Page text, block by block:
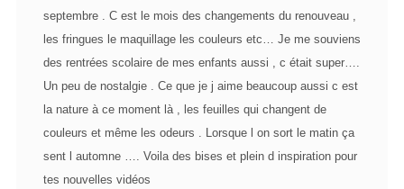
septembre . C est le mois des changements du renouveau ,
les fringues le maquillage les couleurs etc… Je me souviens
des rentrées scolaire de mes enfants aussi , c était super….
Un peu de nostalgie . Ce que je j aime beaucoup aussi c est
la nature à ce moment là , les feuilles qui changent de
couleurs et même les odeurs . Lorsque l on sort le matin ça
sent l automne …. Voila des bises et plein d inspiration pour
tes nouvelles vidéos